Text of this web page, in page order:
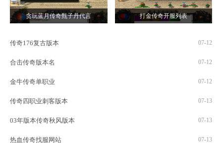
贪玩蓝月传奇甄子丹代言 打金传奇开服列表
传奇176复古版本 07-12
合击传奇版本名 07-12
金牛传奇单职业 07-12
传奇四职业刺客版本 07-13
03年版本传奇秋风版本 07-13
热血传奇找服网站 07-13